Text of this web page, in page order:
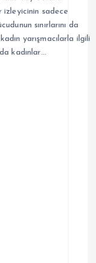
izleyicinin sadece
sınırlarını da
yarışmacılarla ilgili
kadınlar…